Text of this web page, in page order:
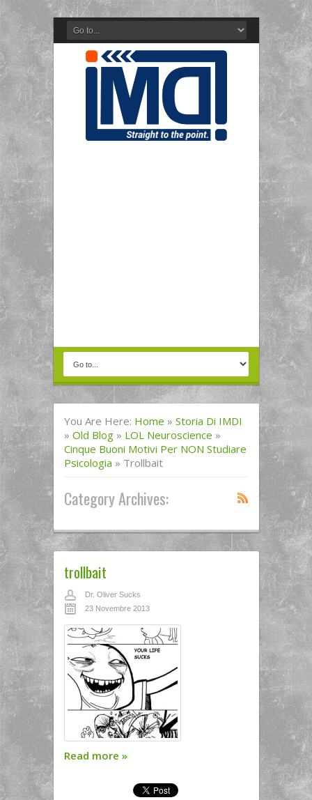
You Are Here: Home » Storia Di IMDI
» Old Blog » LOL Neuroscience »
Cinque Buoni Motivi Per NON Studiare
Psicologia » Trollbait
Category Archives:
trollbait
Dr. Oliver Sucks
23 Novembre 2013
Read more »